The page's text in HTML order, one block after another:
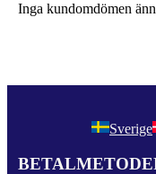
Inga kundomdömen
Sverige